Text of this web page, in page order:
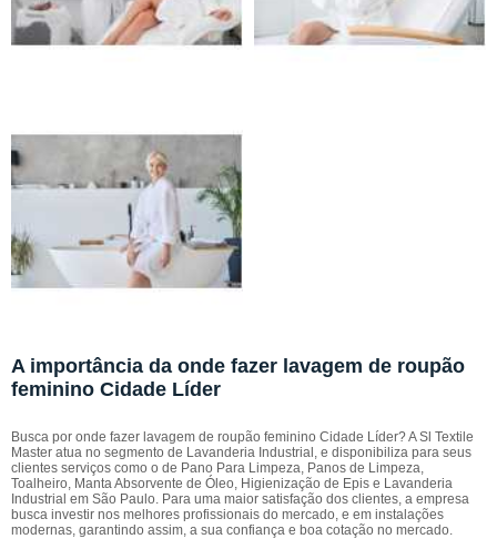
A importância da onde fazer lavagem de roupão
feminino Cidade Líder
Busca por onde fazer lavagem de roupão feminino Cidade Líder? A Sl Textile
Master atua no segmento de Lavanderia Industrial, e disponibiliza para seus
clientes serviços como o de Pano Para Limpeza, Panos de Limpeza,
Toalheiro, Manta Absorvente de Óleo, Higienização de Epis e Lavanderia
Industrial em São Paulo. Para uma maior satisfação dos clientes, a empresa
busca investir nos melhores profissionais do mercado, e em instalações
modernas, garantindo assim, a sua confiança e boa cotação no mercado.